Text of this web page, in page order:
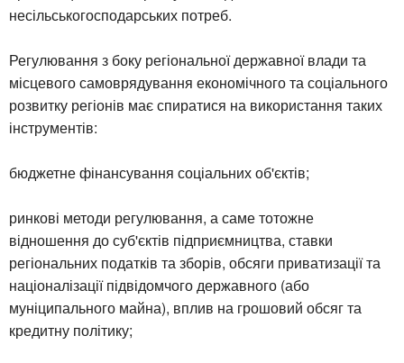
несільськогосподарських потреб.
Регулювання з боку регіональної державної влади та
місцевого самоврядування економічного та соціального
розвитку регіонів має спиратися на використання таких
інструментів:
бюджетне фінансування соціальних об'єктів;
ринкові методи регулювання, а саме тотожне
відношення до суб'єктів підприємництва, ставки
регіональних податків та зборів, обсяги приватизації та
націоналізації підвідомчого державного (або
муніципального майна), вплив на грошовий обсяг та
кредитну політику;